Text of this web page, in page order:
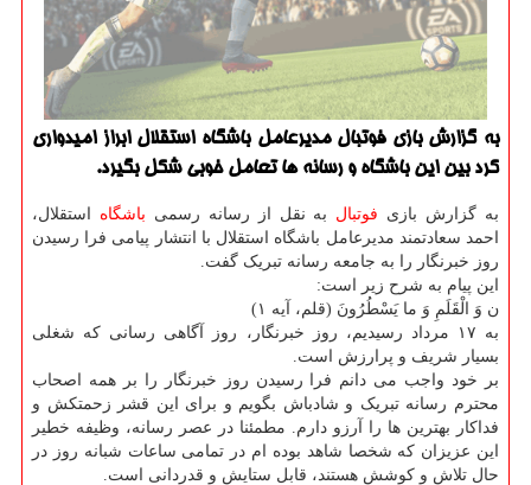
به گزارش بازی فوتبال مدیرعامل باشگاه استقلال ابراز امیدواری
كرد بین این باشگاه و رسانه ها تعامل خوبی شكل بگیرد.
به گزارش بازی فوتبال به نقل از رسانه رسمی باشگاه استقلال،
احمد سعادتمند مدیرعامل باشگاه استقلال با انتشار پیامی فرا رسیدن
روز خبرنگار را به جامعه رسانه تبریک گفت.
این پیام به شرح زیر است:
ن وَ الْقَلَمِ وَ ما یَسْطُرُونَ (قلم، آیه ۱)
به ۱۷ مرداد رسیدیم، روز خبرنگار، روز آگاهی رسانی که شغلی
بسیار شریف و پرارزش است.
بر خود واجب می دانم فرا رسیدن روز خبرنگار را بر همه اصحاب
محترم رسانه تبریک و شادباش بگویم و برای این قشر زحمتکش و
فداکار بهترین ها را آرزو دارم. مطمئنا در عصر رسانه، وظیفه خطیر
این عزیزان که شخصا شاهد بوده ام در تمامی ساعات شبانه روز در
حال تلاش و کوشش هستند، قابل ستایش و قدردانی است.